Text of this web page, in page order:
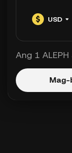
USD
Ang 1
Mag-